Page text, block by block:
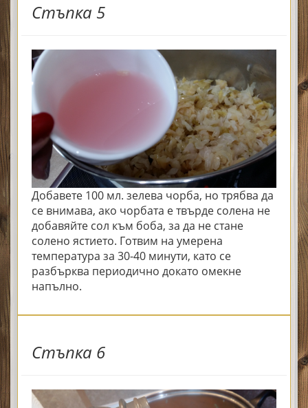
Стъпка 5
Добавете 100 мл. зелева чорба, но трябва да
се внимава, ако чорбата е твърде солена не
добавяйте сол към боба, за да не стане
солено ястието. Готвим на умерена
температура за 30-40 минути, като се
разбърква периодично докато омекне
напълно.
Стъпка 6